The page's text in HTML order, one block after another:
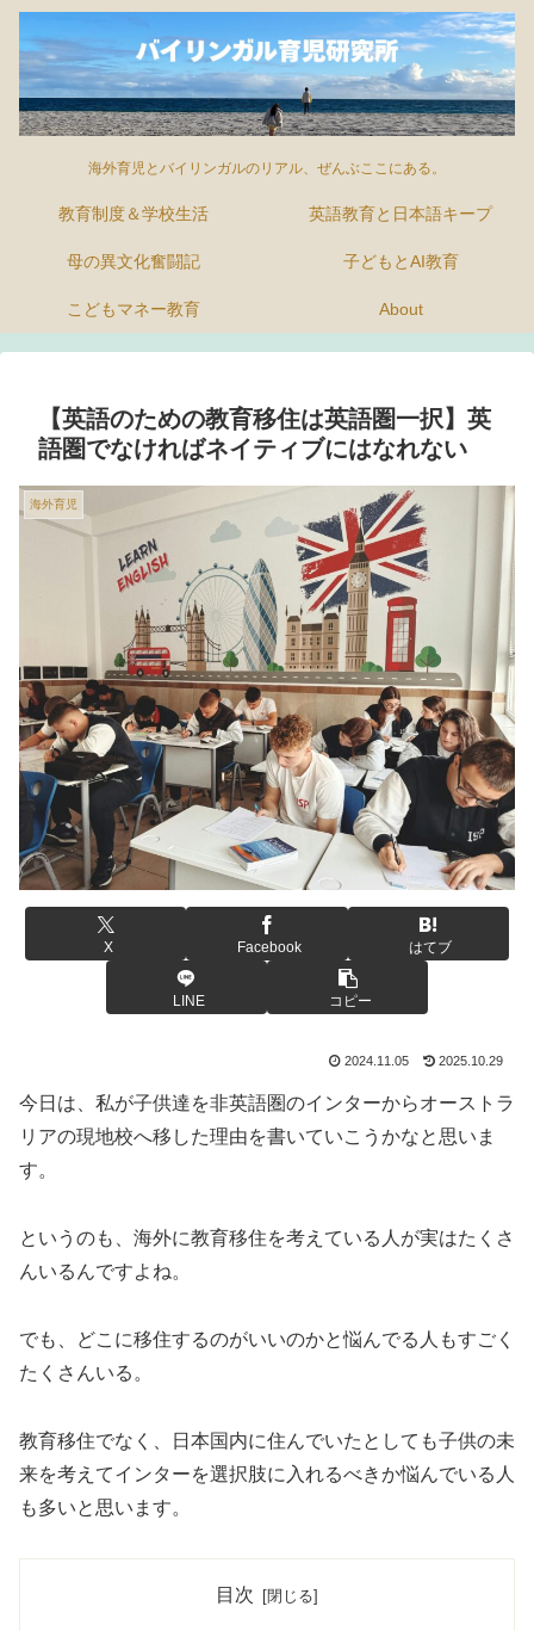
海外育児とバイリンガルのリアル、ぜんぶここにある。
教育制度＆学校生活 英語教育と日本語キープ
母の異文化奮闘記 子どもとAI教育
こどもマネー教育 About
【英語のための教育移住は英語圏一択】英
語圏でなければネイティブにはなれない
海外育児
X Facebook はてブ
LINE コピー
2024.11.05 2025.10.29
今日は、私が子供達を非英語圏のインターからオーストラ
リアの現地校へ移した理由を書いていこうかなと思いま
す。
というのも、海外に教育移住を考えている人が実はたくさ
んいるんですよね。
でも、どこに移住するのがいいのかと悩んでる人もすごく
たくさんいる。
教育移住でなく、日本国内に住んでいたとしても子供の未
来を考えてインターを選択肢に入れるべきか悩んでいる人
も多いと思います。
目次